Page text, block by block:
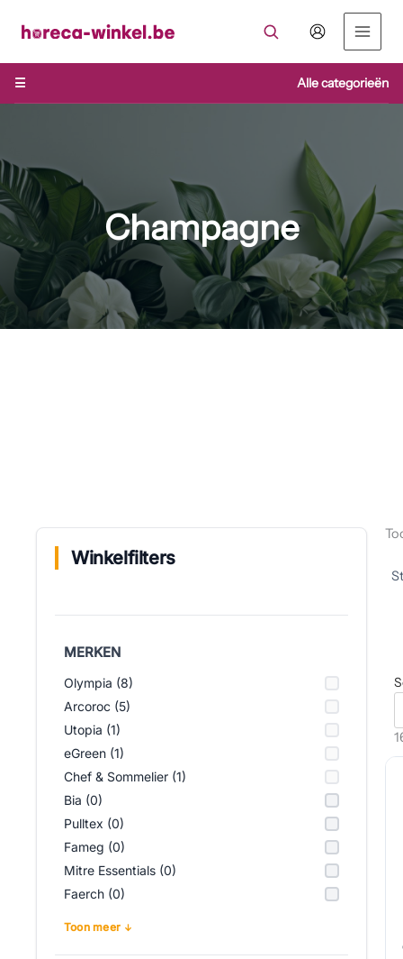
naar
inhoud
☰
Alle categorieën
Champagne
Winkelfilters
MERKEN
Olympia (8)
Arcoroc (5)
Utopia (1)
eGreen (1)
Chef & Sommelier (1)
Bia (0)
Pulltex (0)
Fameg (0)
Mitre Essentials (0)
Faerch (0)
Toon meer